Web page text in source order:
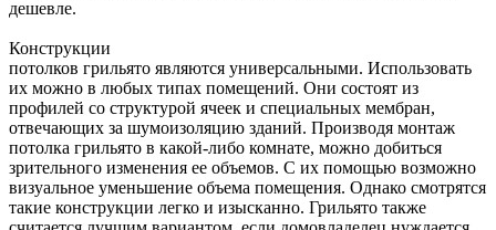
дешевле.
Конструкции
потолков грильято являются универсальными. Использовать
их можно в любых типах помещений. Они состоят из
профилей со структурой ячеек и специальных мембран,
отвечающих за шумоизоляцию зданий. Производя монтаж
потолка грильято в какой-либо комнате, можно добиться
зрительного изменения ее объемов. С их помощью возможно
визуальное уменьшение объема помещения. Однако смотрятся
такие конструкции легко и изысканно. Грильято также